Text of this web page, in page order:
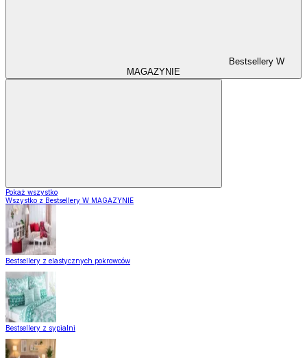
Bestsellery W
MAGAZYNIE
Pokaż wszystko
Wszystko z Bestsellery W MAGAZYNIE
Bestsellery z elastycznych pokrowców
Bestsellery z sypialni